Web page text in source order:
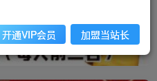
开通VIP会员 加盟当站长